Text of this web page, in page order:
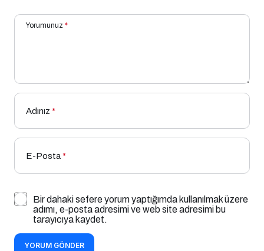
Yorumunuz *
Adınız *
E-Posta*
Bir dahaki sefere yorum yaptığımda kullanılmak üzere
adımı, e-posta adresimi ve web site adresimi bu
tarayıcıya kaydet.
YORUM GÖNDER